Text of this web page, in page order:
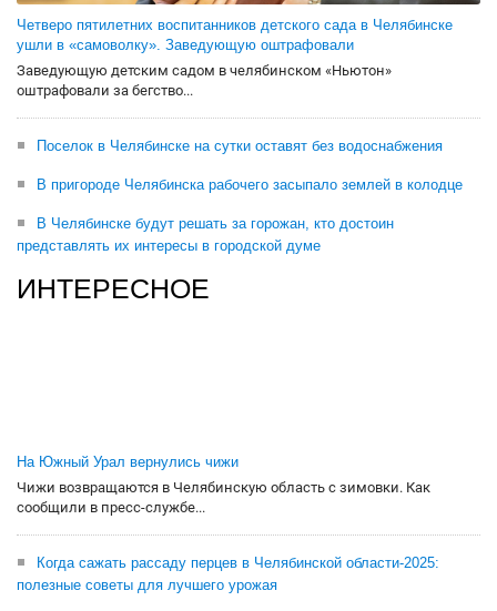
Четверо пятилетних воспитанников детского сада в Челябинске
ушли в «самоволку». Заведующую оштрафовали
Заведующую детским садом в челябинском «Ньютон»
оштрафовали за бегство...
Поселок в Челябинске на сутки оставят без водоснабжения
В пригороде Челябинска рабочего засыпало землей в колодце
В Челябинске будут решать за горожан, кто достоин
представлять их интересы в городской думе
ИНТЕРЕСНОЕ
На Южный Урал вернулись чижи
Чижи возвращаются в Челябинскую область с зимовки. Как
сообщили в пресс-службе...
Когда сажать рассаду перцев в Челябинской области-2025:
полезные советы для лучшего урожая